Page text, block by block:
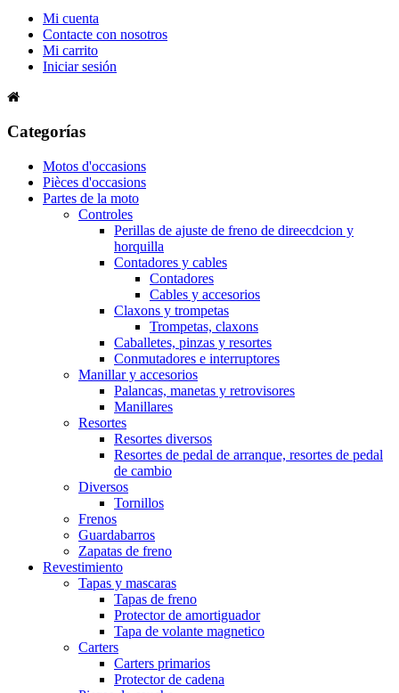
Mi cuenta
Contacte con nosotros
Mi carrito
Iniciar sesión
Categorías
Motos d'occasions
Pièces d'occasions
Partes de la moto
Controles
Perillas de ajuste de freno de direecdcion y
horquilla
Contadores y cables
Contadores
Cables y accesorios
Claxons y trompetas
Trompetas, claxons
Caballetes, pinzas y resortes
Conmutadores e interruptores
Manillar y accesorios
Palancas, manetas y retrovisores
Manillares
Resortes
Resortes diversos
Resortes de pedal de arranque, resortes de pedal
de cambio
Diversos
Tornillos
Frenos
Guardabarros
Zapatas de freno
Revestimiento
Tapas y mascaras
Tapas de freno
Protector de amortiguador
Tapa de volante magnetico
Carters
Carters primarios
Protector de cadena